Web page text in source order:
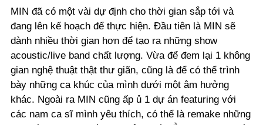
MIN đã có một vài dự định cho thời gian sắp tới và
đang lên kế hoạch để thực hiện. Đầu tiên là MIN sẽ
dành nhiều thời gian hơn để tạo ra những show
acoustic/live band chất lượng. Vừa để đem lại 1 không
gian nghệ thuật thật thư giãn, cũng là để có thể trình
bày những ca khúc của mình dưới một âm hưởng
khác. Ngoài ra MIN cũng ấp ủ 1 dự án featuring với
các nam ca sĩ mình yêu thích, có thể là remake những